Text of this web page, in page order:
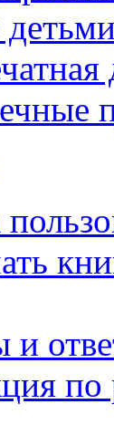
детьми
и
по